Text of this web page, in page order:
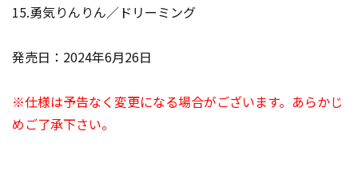
15.勇気りんりん／ドリーミング
発売日：2024年6月26日
※仕様は予告なく変更になる場合がございます。あらかじ
めご了承下さい。